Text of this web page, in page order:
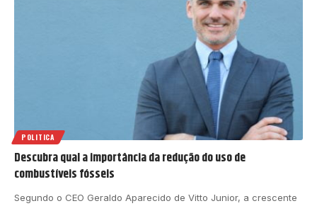
POLITICA
Descubra qual a importância da redução do uso de
combustíveis fósseis
Segundo o CEO Geraldo Aparecido de Vitto Junior, a crescente